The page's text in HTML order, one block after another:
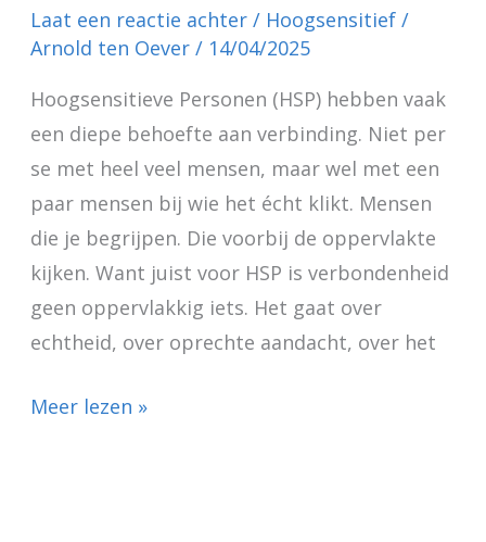
Laat een reactie achter / Hoogsensitief/
Arnold ten Oever / 14/04/2025
Hoogsensitieve Personen (HSP) hebben vaak
een diepe behoefte aan verbinding. Niet per
se met heel veel mensen, maar wel met een
paar mensen bij wie het écht klikt. Mensen
die je begrijpen. Die voorbij de oppervlakte
kijken. Want juist voor HSP is verbondenheid
geen oppervlakkig iets. Het gaat over
echtheid, over oprechte aandacht, over het
Meer lezen »